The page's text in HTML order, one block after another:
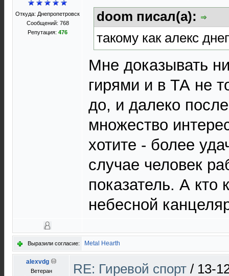
Откуда: Днепропетровск
Сообщений: 768
Репутация: 476
doom писал(а):
такому как алекс
Мне доказывать
гирями и в ТА не
до, и далеко
множество
хотите - более
случае человек
показатель. А кто
небесной
Выразили согласие: Metal Hearth
alexvdg
Ветеран RE: Гиревой спорт / 13-